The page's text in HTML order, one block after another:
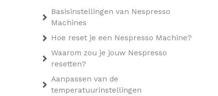
Basisinstellingen van Nespresso
Machines
Hoe reset je een Nespresso Machine?
Waarom zou je jouw Nespresso
resetten?
Aanpassen van de
temperatuurinstellingen